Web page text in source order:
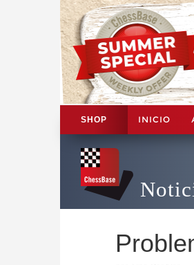
SHOP INICIO